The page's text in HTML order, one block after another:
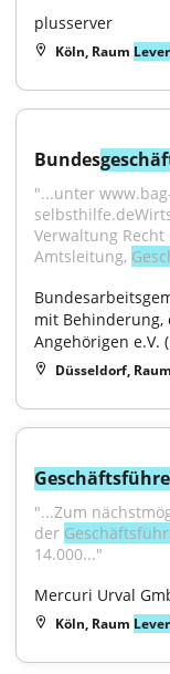
plusserver
Köln, Raum
Bundes
"...unter
Verwaltung
Amtsleitung,
mit Behinderung,
Angehörigen e.V.
Düsseldorf, Raum
"...Zum
der
14.000..."
Mercuri Urval
Köln, Raum